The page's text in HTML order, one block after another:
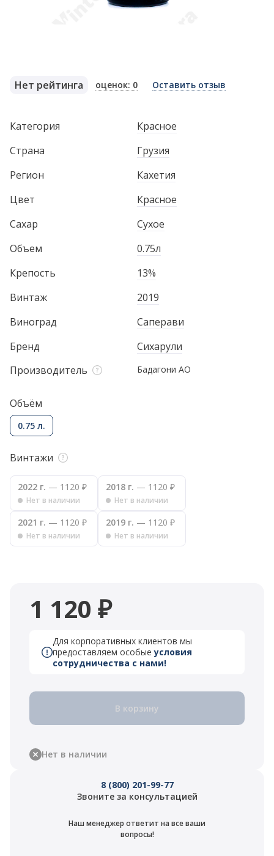
Нет рейтинга оценок: 0 Оставить отзыв
Категория
Красное
Страна
Грузия
Регион
Кахетия
Цвет
Красное
Сахар
Сухое
Объем
0.75л
Крепость
13%
Винтаж
2019
Виноград
Саперави
Бренд
Сихарули
Производитель
Бадагони АО
Объём
0.75 л.
Винтажи
2022 г. — 1120 ₽
Нет в наличии
2018 г. — 1120 ₽
Нет в наличии
2021 г. — 1120 ₽
Нет в наличии
2019 г. — 1120 ₽
Нет в наличии
1 120 ₽
Для корпоративных клиентов мы
предоставляем особыеусловия
сотрудничества с нами!
В корзину
Нет в наличии
8 (800) 201-99-77
Звоните за консультацией
Наш менеджер ответит на все ваши
вопросы!